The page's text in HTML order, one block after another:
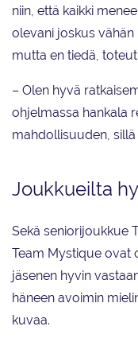
niin, että kaikki
olevani joskus vähän
mutta en tiedä,
– Olen hyvä
ohjelmassa hankala
mahdollisuuden,
Joukkueilta
Sekä seniorijoukkue
Team Mystique ovat
jäsenen hyvin
häneen avoimin
kuvaa.